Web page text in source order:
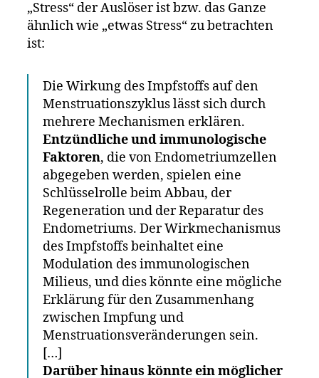
„Stress“ der Auslöser ist bzw. das Ganze
ähnlich wie „etwas Stress“ zu betrachten
ist:
Die Wirkung des Impfstoffs auf den
Menstruationszyklus lässt sich durch
mehrere Mechanismen erklären.
Entzündliche und immunologische
Faktoren, die von Endometriumzellen
abgegeben werden, spielen eine
Schlüsselrolle beim Abbau, der
Regeneration und der Reparatur des
Endometriums. Der Wirkmechanismus
des Impfstoffs beinhaltet eine
Modulation des immunologischen
Milieus, und dies könnte eine mögliche
Erklärung für den Zusammenhang
zwischen Impfung und
Menstruationsveränderungen sein.
[…]
Darüber hinaus könnte ein möglicher